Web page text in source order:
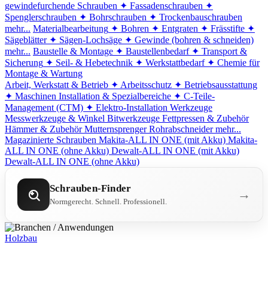
gewindefurchende Schrauben ✦ Fassadenschrauben ✦
Spenglerschrauben ✦ Bohrschrauben ✦ Trockenbauschrauben
mehr... Materialbearbeitung ✦ Bohren ✦ Entgraten ✦ Frässtifte ✦
Sägeblätter ✦ Sägen-Lochsäge ✦ Gewinde (bohren & schneiden)
mehr... Baustelle & Montage ✦ Baustellenbedarf ✦ Transport &
Sicherung ✦ Seil- & Hebetechnik ✦ Werkstattbedarf ✦ Chemie für
Montage & Wartung
Arbeit, Werkstatt & Betrieb ✦ Arbeitsschutz ✦ Betriebsausstattung
✦ Maschinen Installation & Spezialbereiche ✦ C-Teile-
Management (CTM) ✦ Elektro-Installation Werkzeuge
Messwerkzeuge & Winkel Bitwerkzeuge Fettpressen & Zubehör
Hämmer & Zubehör Mutternsprenger Rohrabschneider mehr...
Magazinierte Schrauben Makita-ALL IN ONE (mit Akku) Makita-
ALL IN ONE (ohne Akku) Dewalt-ALL IN ONE (mit Akku)
Dewalt-ALL IN ONE (ohne Akku)
Schrauben-Finder
Normgerecht. Schnell. Professionell. →
Holzbau